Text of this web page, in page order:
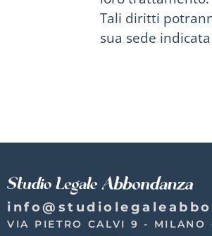
Tali diritti
sua sede
VIA PIETRO CALVI 9 - MILANO